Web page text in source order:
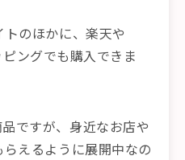
のほかに、楽天や
ングでも購入できま
ですが、身近なお店や
えるように展開中なの